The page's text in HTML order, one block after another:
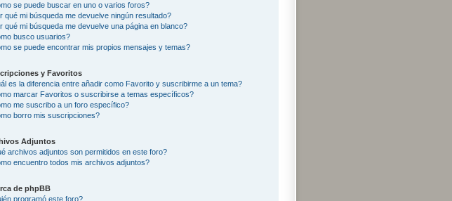
se puede buscar en uno o varios foros?
qué mi búsqueda me devuelve ningún resultado?
qué mi búsqueda me devuelve una página en blanco?
busco usuarios?
se puede encontrar mis propios mensajes y temas?
y Favoritos
es la diferencia entre añadir como Favorito y suscribirme a un tema?
marcar Favoritos o suscribirse a temas específicos?
me suscribo a un foro específico?
borro mis suscripciones?
Adjuntos
archivos adjuntos son permitidos en este foro?
encuentro todos mis archivos adjuntos?
de phpBB
programó este foro?